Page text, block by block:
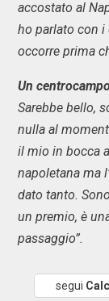
accostato al
ho parlato con
occorre prima
Un
Sarebbe bello,
nulla al
il mio in bocca
napoletana ma
dato tanto.
un premio, è
passaggio”.
segui